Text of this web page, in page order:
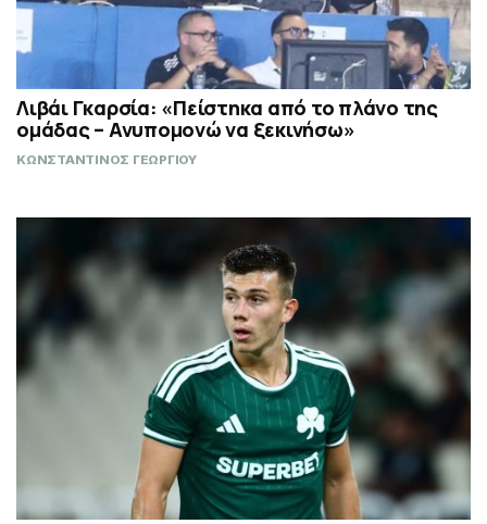
Λιβάι Γκαρσία: «Πείστηκα από το πλάνο της
ομάδας – Ανυπομονώ να ξεκινήσω»
ΚΩΝΣΤΑΝΤΙΝΟΣ ΓΕΩΡΓΙΟΥ